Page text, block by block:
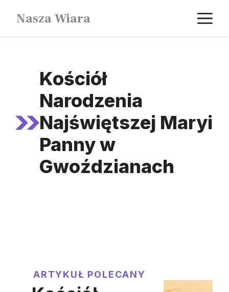
treści
Nasza Wiara
Kościół
Narodzenia
Najświętszej Maryi
Panny w
Gwoździanach
ARTYKUŁ POLECANY